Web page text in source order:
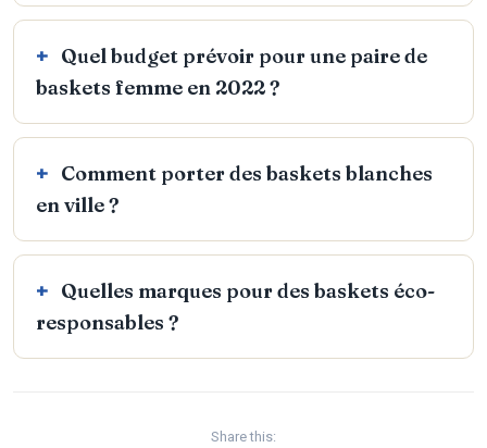
Quel budget prévoir pour une paire de
baskets femme en 2022 ?
Comment porter des baskets blanches
en ville ?
Quelles marques pour des baskets éco-
responsables ?
Share this: